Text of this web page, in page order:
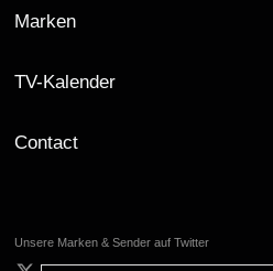
Marken
TV-Kalender
Contact
Unsere Marken & Sender auf Twitter